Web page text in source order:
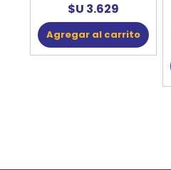
$U 3.629
Agregar al carrito